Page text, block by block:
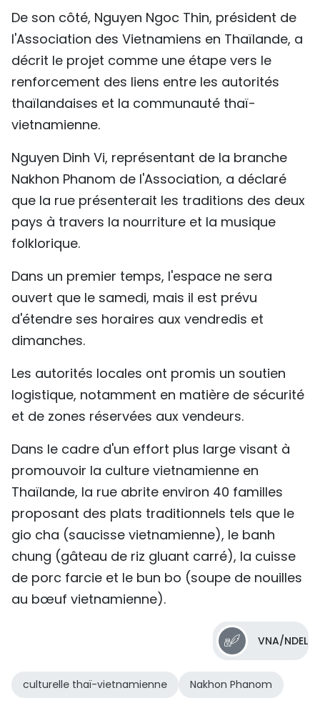
De son côté, Nguyen Ngoc Thin, président de
l'Association des Vietnamiens en Thaïlande, a
décrit le projet comme une étape vers le
renforcement des liens entre les autorités
thaïlandaises et la communauté thaï-
vietnamienne.
Nguyen Dinh Vi, représentant de la branche
Nakhon Phanom de l'Association, a déclaré
que la rue présenterait les traditions des deux
pays à travers la nourriture et la musique
folklorique.
Dans un premier temps, l'espace ne sera
ouvert que le samedi, mais il est prévu
d'étendre ses horaires aux vendredis et
dimanches.
Les autorités locales ont promis un soutien
logistique, notamment en matière de sécurité
et de zones réservées aux vendeurs.
Dans le cadre d'un effort plus large visant à
promouvoir la culture vietnamienne en
Thaïlande, la rue abrite environ 40 familles
proposant des plats traditionnels tels que le
gio cha (saucisse vietnamienne), le banh
chung (gâteau de riz gluant carré), la cuisse
de porc farcie et le bun bo (soupe de nouilles
au bœuf vietnamienne).
VNA/NDEL
culturelle thaï-vietnamienne Nakhon Phanom